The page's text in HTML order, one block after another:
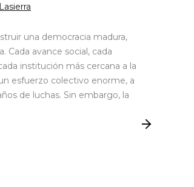
una democracia madura,
Cada avance social, cada
institución más cercana a la
esfuerzo colectivo enorme, a
de luchas. Sin embargo, la